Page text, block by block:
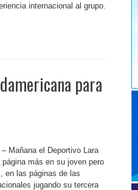
internacional al grupo.
para
Mañana el Deportivo Lara
más en su joven pero
en las páginas de las
jugando su tercera